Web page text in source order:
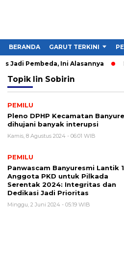
BERANDA GARUT TERKINI
Jadi Pembeda, Ini Alasannya
Topik Iin Sobirin
PEMILU
Pleno DPHP Kecamatan
dihujani banyak interupsi
Kamis, 8 Agustus 2024 - 06:01 WIB
PEMILU
Panwascam Banyuresmi Lantik
Anggota PKD untuk Pilkada
Serentak 2024: Integritas dan
Dedikasi Jadi Prioritas
Minggu, 2 Juni 2024 - 05:19 WIB